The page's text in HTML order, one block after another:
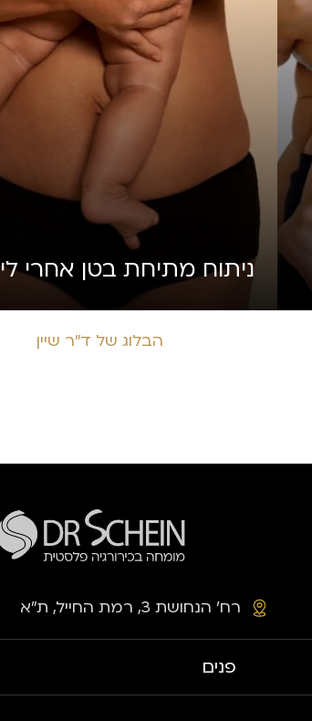
ניתוח מתיחת בטן אחרי
הבלוג של ד״ר שיין
רח׳ הנחושת 3, רמת החייל, ת״א
פנים